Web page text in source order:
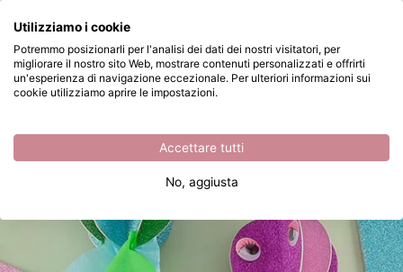
Passa al contenuto principale
Disponibile da magazzino Crea una medusa con il kit creativo
Cosa stai cercando?
Utilizziamo i cookie
Potremmo posizionarli per l'analisi dei dati dei nostri visitatori, per
migliorare il nostro sito Web, mostrare contenuti personalizzati e offrirti
un'esperienza di navigazione eccezionale. Per ulteriori informazioni sui
cookie utilizziamo aprire le impostazioni.
Accettare tutti
No, aggiusta